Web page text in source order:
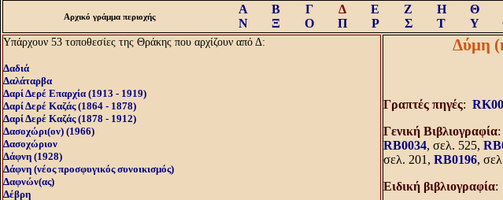
Αρχικό γράμμα περιοχής
Α Β Γ Δ Ε Ζ Η Θ
Ν
Ξ Ο Π Ρ Σ Τ Υ
Υπάρχουν 53 τοποθεσίες της Θράκης που αρχίζουν από Δ:
Δαδιά
Δαλάταρβα
Δαρί Δερέ Επαρχία (1913 - 1919)
Δαρί Δερέ Καζάς (1864 - 1878)
Δαρί Δερέ Καζάς (1878 - 1912)
Δασοχώρι(ον) (1966)
Δασοχώριον
Δάφνη (1928)
Δάφνη (νέος προσφυγικός συνοικισμός)
Δαφνών(ας)
Δέβρη
Δύμη
Γραπτές πηγές:
Γενική Bιβλιογραφία:
RB0034, σελ. 525,
σελ. 201, RB0196,
Eιδική βιβλιογραφία: